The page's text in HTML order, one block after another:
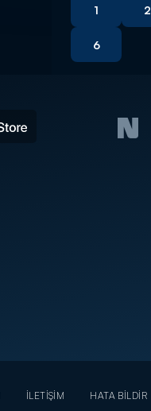
1 2
6
İLETİŞİM HATA BİLDİR